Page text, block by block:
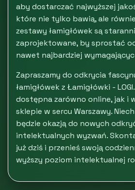
aby dostarczać najwyższej
które nie tylko bawią, ale
zestawy łamigłówek są
zaprojektowane, by sprostać
nawet najbardziej
Zapraszamy do odkrycia
łamigłówek z Łamigłówki -
dostępna zarówno online, jak i
sklepie w sercu Warszawy.
będzie okazją do nowych
intelektualnych wyzwań.
już dziś i przenieś swoją
wyższy poziom intelektualnej